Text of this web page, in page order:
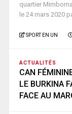
quartier
le 24 mars 2020
SPORT EN UN
ACTUALITÉS
CAN
LE BURKINA
FACE AU